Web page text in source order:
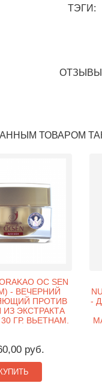
ТЭГИ:
ТОВАРОМ
OC SEN
- ВЕЧЕРНИЙ
ПРОТИВ
ЭКСТРАКТА
ГР. ВЬЕТНАМ.
руб.
КУПИТЬ
-